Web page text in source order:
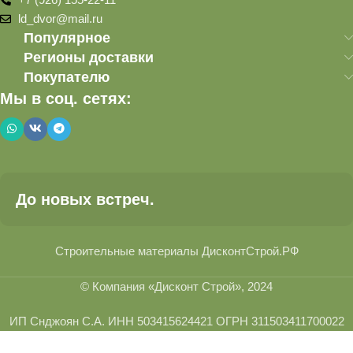
ld_dvor@mail.ru
Популярное
Регионы доставки
Покупателю
Мы в соц. сетях:
До новых встреч.
Строительные материалы ДисконтСтрой.РФ
© Компания «Дисконт Строй», 2024
ИП Снджоян С.А. ИНН 503415624421 ОГРН 311503411700022